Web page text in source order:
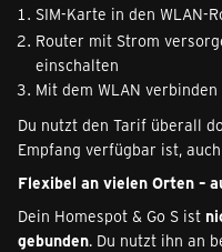
SIM-Karte in den WLAN-
Router mit Strom
einschalten
Mit dem WLAN
Du nutzt den Tarif überall
Empfang verfügbar ist,
Flexibel an vielen Orten –
Dein Homespot & Go S ist
gebunden. Du nutzt ihn an